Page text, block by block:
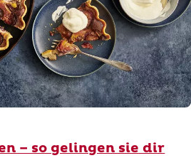
– so gelingen sie dir